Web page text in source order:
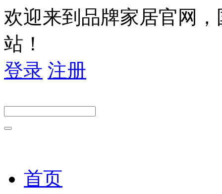
欢迎来到品牌家居官网
站！
登录 注册
首页